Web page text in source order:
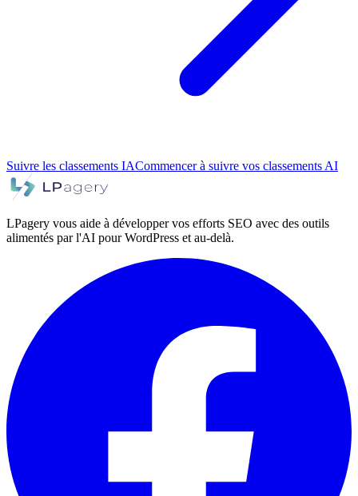
Suivre les classements IACommencer à suivre vos classements AI
LPagery vous aide à développer vos efforts SEO avec des outils
alimentés par l'AI pour WordPress et au-delà.